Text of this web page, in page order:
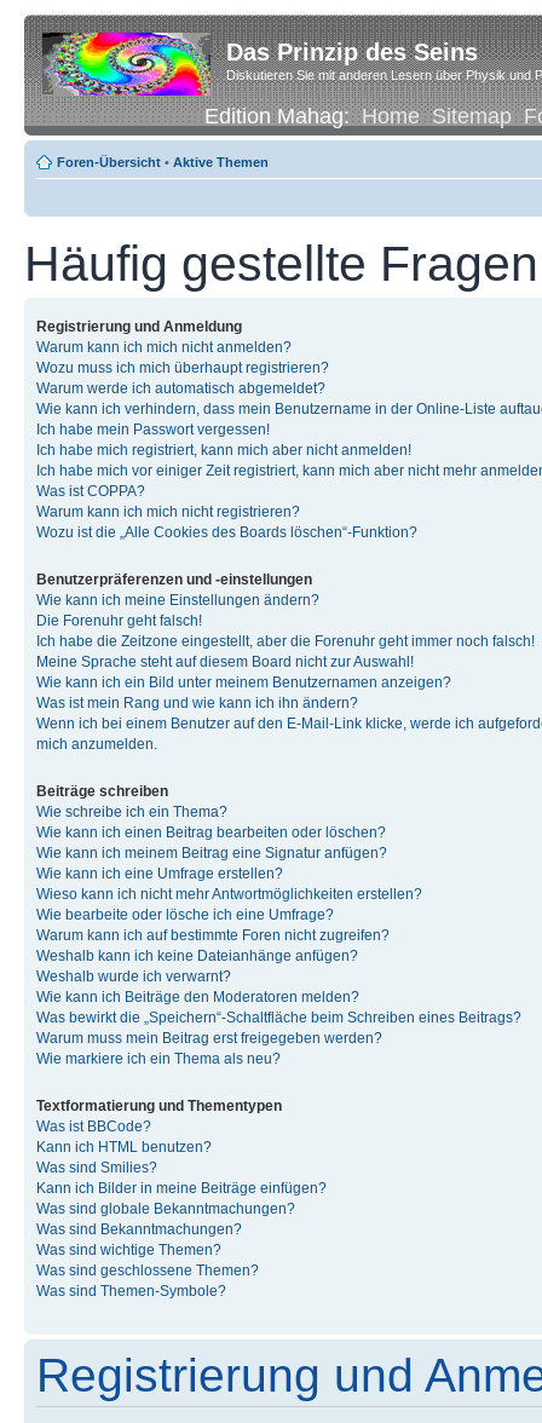
Das Prinzip des Seins
Diskutieren Sie mit anderen Lesern über Physik und
Edition Mahag:Home Sitemap
Foren-Übersicht • Aktive Themen
Häufig gestellte Fragen
Registrierung und Anmeldung
Warum kann ich mich nicht anmelden?
Wozu muss ich mich überhaupt registrieren?
Warum werde ich automatisch abgemeldet?
Wie kann ich verhindern, dass mein Benutzername in der Online-Liste
Ich habe mein Passwort vergessen!
Ich habe mich registriert, kann mich aber nicht anmelden!
Ich habe mich vor einiger Zeit registriert, kann mich aber nicht mehr
Was ist COPPA?
Warum kann ich mich nicht registrieren?
Wozu ist die „Alle Cookies des Boards löschen“-Funktion?
Benutzerpräferenzen und -einstellungen
Wie kann ich meine Einstellungen ändern?
Die Forenuhr geht falsch!
Ich habe die Zeitzone eingestellt, aber die Forenuhr geht immer noch falsch!
Meine Sprache steht auf diesem Board nicht zur Auswahl!
Wie kann ich ein Bild unter meinem Benutzernamen anzeigen?
Was ist mein Rang und wie kann ich ihn ändern?
Wenn ich bei einem Benutzer auf den E-Mail-Link klicke, werde ich
mich anzumelden.
Beiträge schreiben
Wie schreibe ich ein Thema?
Wie kann ich einen Beitrag bearbeiten oder löschen?
Wie kann ich meinem Beitrag eine Signatur anfügen?
Wie kann ich eine Umfrage erstellen?
Wieso kann ich nicht mehr Antwortmöglichkeiten erstellen?
Wie bearbeite oder lösche ich eine Umfrage?
Warum kann ich auf bestimmte Foren nicht zugreifen?
Weshalb kann ich keine Dateianhänge anfügen?
Weshalb wurde ich verwarnt?
Wie kann ich Beiträge den Moderatoren melden?
Was bewirkt die „Speichern“-Schaltfläche beim Schreiben eines Beitrags?
Warum muss mein Beitrag erst freigegeben werden?
Wie markiere ich ein Thema als neu?
Textformatierung und Thementypen
Was ist BBCode?
Kann ich HTML benutzen?
Was sind Smilies?
Kann ich Bilder in meine Beiträge einfügen?
Was sind globale Bekanntmachungen?
Was sind Bekanntmachungen?
Was sind wichtige Themen?
Was sind geschlossene Themen?
Was sind Themen-Symbole?
Registrierung und